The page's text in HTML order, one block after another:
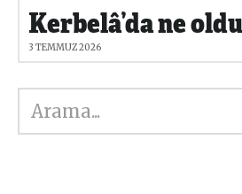
3 TEMMUZ 2026
Ara